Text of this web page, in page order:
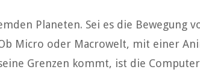
Planeten. Sei es die Bewegung
Micro oder Macrowelt, mit einer
Grenzen kommt, ist die